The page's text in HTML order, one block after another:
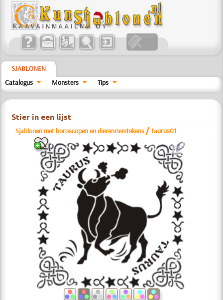
SJABLONEN
Catalogus
Monsters Tips
Stier in een lijst
Sjablonen met horoscopen en dierenriemtekens /taurus01
a